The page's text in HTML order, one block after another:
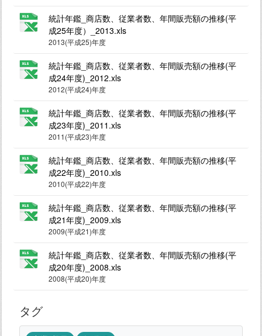
統計年鑑_商店数、従業者数、年間販売額の推移(平
成25年度）_2013.xls
2013(平成25)年度
統計年鑑_商店数、従業者数、年間販売額の推移(平
成24年度)_2012.xls
2012(平成24)年度
統計年鑑_商店数、従業者数、年間販売額の推移(平
成23年度)_2011.xls
2011(平成23)年度
統計年鑑_商店数、従業者数、年間販売額の推移(平
成22年度)_2010.xls
2010(平成22)年度
統計年鑑_商店数、従業者数、年間販売額の推移(平
成21年度)_2009.xls
2009(平成21)年度
統計年鑑_商店数、従業者数、年間販売額の推移(平
成20年度)_2008.xls
2008(平成20)年度
タグ